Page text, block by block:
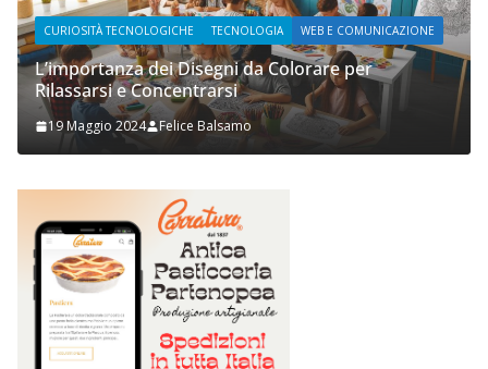
TECNOLOGICHE TECNOLOGIA WEB E COMUNICAZIONE
dei Disegni da Colorare per
e Concentrarsi
2024 Felice Balsamo
WEB E
Prupix
2